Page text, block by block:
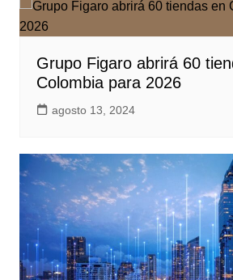
Grupo Figaro abrirá 60
Colombia para 2026
agosto 13, 2024